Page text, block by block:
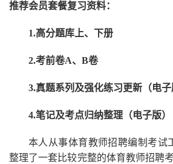
推荐会员套餐复习资料：
1.高分题库上、下册
2.考前卷A、B卷
3.真题系列及强化练习更新（电子
4.笔记及考点归纳整理（电子版）
本人从事体育教师招聘编制考试
整理了一套比较完整的体育教师招聘